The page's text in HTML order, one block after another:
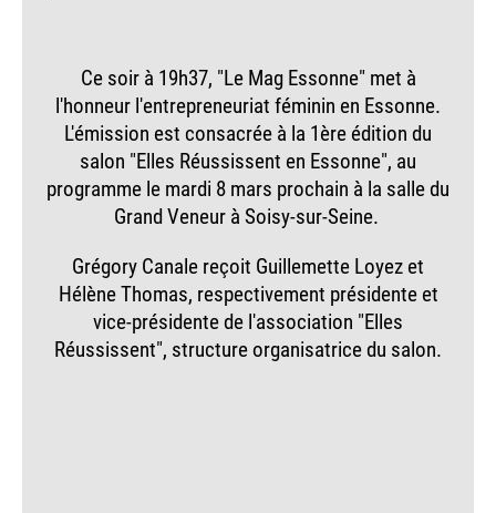
Ce soir à 19h37, "Le Mag Essonne" met à
l'honneur l'entrepreneuriat féminin en Essonne.
L'émission est consacrée à la 1ère édition du
salon "Elles Réussissent en Essonne", au
programme le mardi 8 mars prochain à la salle du
Grand Veneur à Soisy-sur-Seine.
Grégory Canale reçoit Guillemette Loyez et
Hélène Thomas, respectivement présidente et
vice-présidente de l'association "Elles
Réussissent", structure organisatrice du salon.